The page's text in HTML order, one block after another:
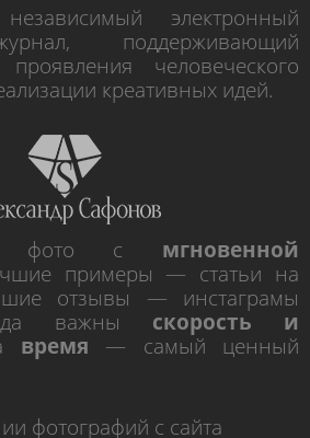
электронный
поддерживающий
проявления человеческого
креативных идей.
фото с мгновенной
примеры — статьи на
отзывы — инстаграмы
важны скорость и
время — самый ценный
фотографий с сайта